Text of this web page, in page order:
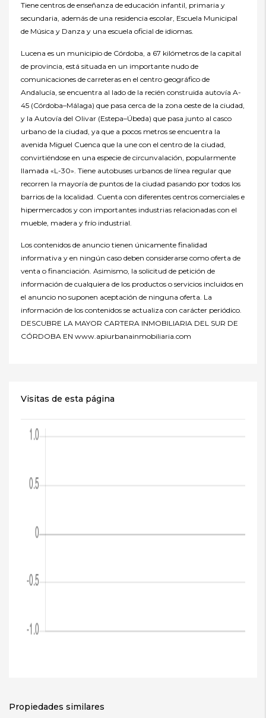
Tiene centros de enseñanza de educación infantil, primaria y
secundaria, además de una residencia escolar, Escuela Municipal
de Música y Danza y una escuela oficial de idiomas.
Lucena es un municipio de Córdoba, a 67 kilómetros de la capital
de provincia, está situada en un importante nudo de
comunicaciones de carreteras en el centro geográfico de
Andalucía, se encuentra al lado de la recién construida autovía A-
45 (Córdoba–Málaga) que pasa cerca de la zona oeste de la ciudad,
y la Autovía del Olivar (Estepa–Úbeda) que pasa junto al casco
urbano de la ciudad, ya que a pocos metros se encuentra la
avenida Miguel Cuenca que la une con el centro de la ciudad,
convirtiéndose en una especie de circunvalación, popularmente
llamada «L-30». Tiene autobuses urbanos de línea regular que
recorren la mayoría de puntos de la ciudad pasando por todos los
barrios de la localidad. Cuenta con diferentes centros comerciales e
hipermercados y con importantes industrias relacionadas con el
mueble, madera y frío industrial.
Los contenidos de anuncio tienen únicamente finalidad
informativa y en ningún caso deben considerarse como oferta de
venta o financiación. Asimismo, la solicitud de petición de
información de cualquiera de los productos o servicios incluidos en
el anuncio no suponen aceptación de ninguna oferta. La
información de los contenidos se actualiza con carácter periódico.
DESCUBRE LA MAYOR CARTERA INMOBILIARIA DEL SUR DE
CÓRDOBA EN www.apiurbanainmobiliaria.com
Visitas de esta página
Propiedades similares